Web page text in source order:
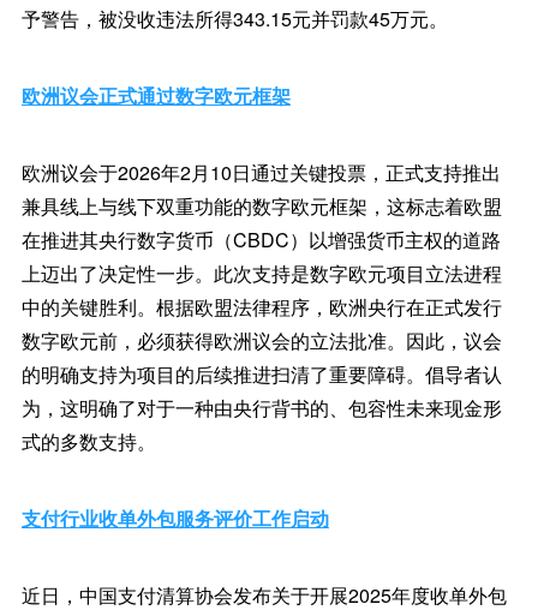
予警告，被没收违法所得343.15元并罚款45万元。
欧洲议会正式通过数字欧元框架
欧洲议会于2026年2月10日通过关键投票，正式支持推出
兼具线上与线下双重功能的数字欧元框架，这标志着欧盟
在推进其央行数字货币（CBDC）以增强货币主权的道路
上迈出了决定性一步。此次支持是数字欧元项目立法进程
中的关键胜利。根据欧盟法律程序，欧洲央行在正式发行
数字欧元前，必须获得欧洲议会的立法批准。因此，议会
的明确支持为项目的后续推进扫清了重要障碍。倡导者认
为，这明确了对于一种由央行背书的、包容性未来现金形
式的多数支持。
支付行业收单外包服务评价工作启动
近日，中国支付清算协会发布关于开展2025年度收单外包